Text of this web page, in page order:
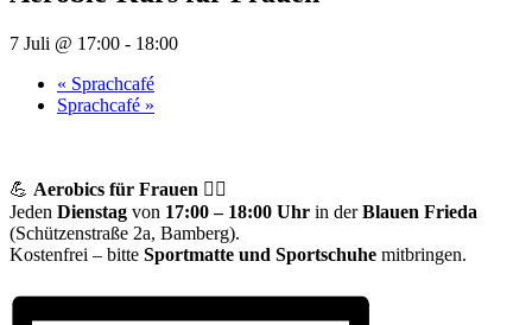
7 Juli @ 17:00 - 18:00
« Sprachcafé
Sprachcafé »
💪 Aerobics für Frauen 🤸‍♀️
Jeden Dienstag von 17:00 – 18:00 Uhr in derBlauen Frieda
(Schützenstraße 2a, Bamberg).
Kostenfrei – bitte Sportmatte und Sportschuhe mitbringen.